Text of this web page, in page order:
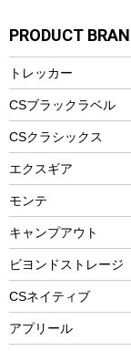
マグカップ、カップ
ステンレスボトル
フードボトル
トレー
ランチョンマット
ランチボックス
スプレー関係
ツール、他
ヘルメット
エアーポンプ
アクセサリー
自転車ウェア
パラソル
フローティングベスト
ヘルメット
エアーポンプ
ビーチテント
ウィンター
スノーシュー
防寒ウェア
トレッキング
湯たんぽ
防災用品
PRODUCT
トレッカー
CSブラックラベル
CSクラシックス
エクスギア
モンテ
キャンプアウト
ビヨンドストレージ
CSネイティブ
アプリール